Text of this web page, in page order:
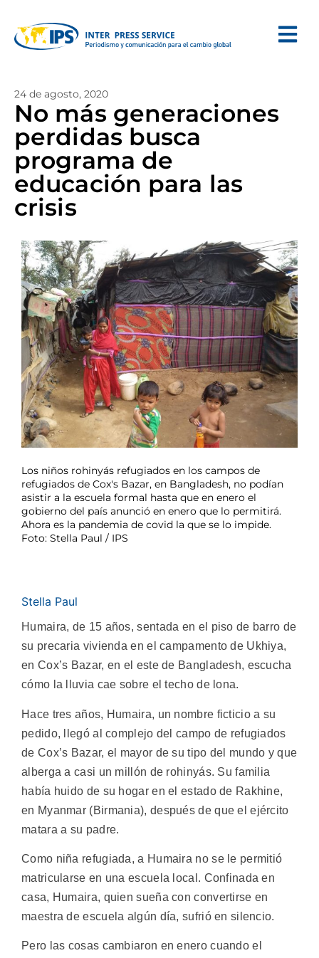
24 de agosto, 2020
No más generaciones
perdidas busca
programa de
educación para las
crisis
Los niños rohinyás refugiados en los campos de
refugiados de Cox's Bazar, en Bangladesh, no podían
asistir a la escuela formal hasta que en enero el
gobierno del país anunció en enero que lo permitirá.
Ahora es la pandemia de covid la que se lo impide.
Foto: Stella Paul / IPS
Stella Paul
Humaira, de 15 años, sentada en el piso de barro de
su precaria vivienda en el campamento de Ukhiya,
en Cox’s Bazar, en el este de Bangladesh, escucha
cómo la lluvia cae sobre el techo de lona.
Hace tres años, Humaira, un nombre ficticio a su
pedido, llegó al complejo del campo de refugiados
de Cox’s Bazar, el mayor de su tipo del mundo y que
alberga a casi un millón de rohinyás. Su familia
había huido de su hogar en el estado de Rakhine,
en Myanmar (Birmania), después de que el ejército
matara a su padre.
Como niña refugiada, a Humaira no se le permitió
matricularse en una escuela local. Confinada en
casa, Humaira, quien sueña con convertirse en
maestra de escuela algún día, sufrió en silencio.
Pero las cosas cambiaron en enero cuando el